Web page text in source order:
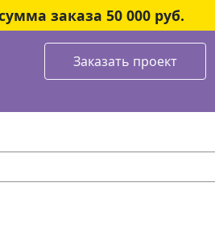
заказа 50 000 руб.
Заказать проект